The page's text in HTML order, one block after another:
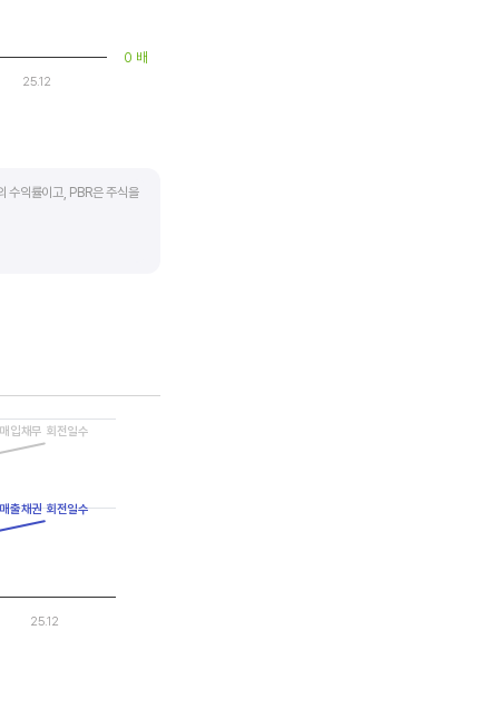
25.12
0 배
수익률이고, PBR은 주식을
산합니다. 동종 산업 내
25.12
매출채권 회전일수
매입채무 회전일수